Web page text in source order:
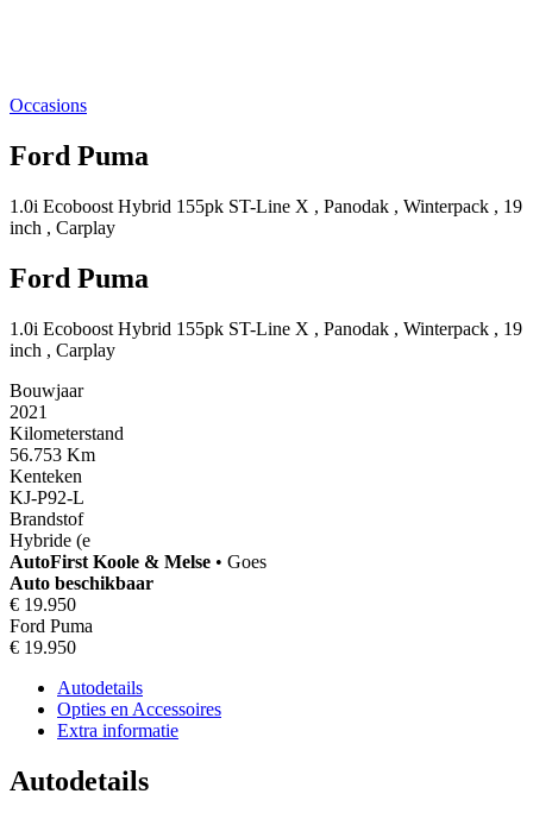
Occasions
Ford Puma
1.0i Ecoboost Hybrid 155pk ST-Line X , Panodak , Winterpack , 19
inch , Carplay
Ford Puma
1.0i Ecoboost Hybrid 155pk ST-Line X , Panodak , Winterpack , 19
inch , Carplay
Bouwjaar
2021
Kilometerstand
56.753 Km
Kenteken
KJ-P92-L
Brandstof
Hybride (e
AutoFirst Koole & Melse • Goes
Auto beschikbaar
€ 19.950
Ford Puma
€ 19.950
Autodetails
Opties en Accessoires
Extra informatie
Autodetails